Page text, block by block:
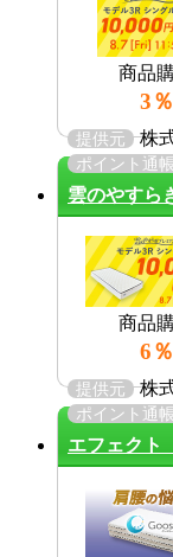
商品
3％
提供元 株
ポイント通
雲のやすら
商品
6％
提供元 株
ポイント通
エフェクト